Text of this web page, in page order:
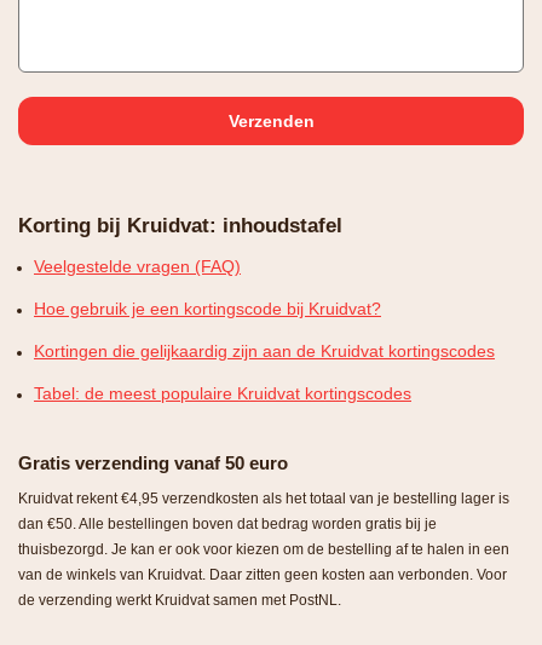
Korting bij Kruidvat: inhoudstafel
Veelgestelde vragen (FAQ)
Hoe gebruik je een kortingscode bij Kruidvat?
Kortingen die gelijkaardig zijn aan de Kruidvat kortingscodes
Tabel: de meest populaire Kruidvat kortingscodes
Gratis verzending vanaf 50 euro
Kruidvat rekent €4,95 verzendkosten als het totaal van je bestelling lager is
dan €50. Alle bestellingen boven dat bedrag worden gratis bij je
thuisbezorgd. Je kan er ook voor kiezen om de bestelling af te halen in een
van de winkels van Kruidvat. Daar zitten geen kosten aan verbonden. Voor
de verzending werkt Kruidvat samen met PostNL.